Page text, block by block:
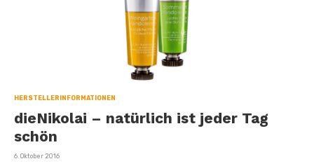
HERSTELLERINFORMATIONEN
dieNikolai – natürlich ist jeder Tag
schön
Veröffentlicht
6. Oktober 2016